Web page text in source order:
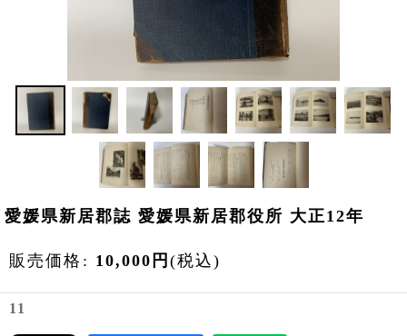
愛媛県新居郡誌 愛媛県新居郡役所 大正12年
販売価格 : 10,000 円 (税込)
11